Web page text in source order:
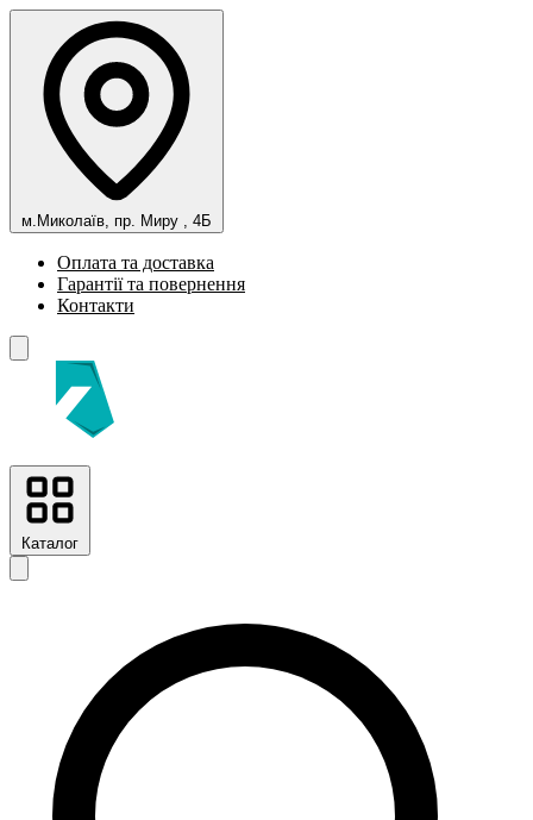
м.Миколаїв, пр. Миру , 4Б
Оплата та доставка
Гарантії та повернення
Контакти
Каталог